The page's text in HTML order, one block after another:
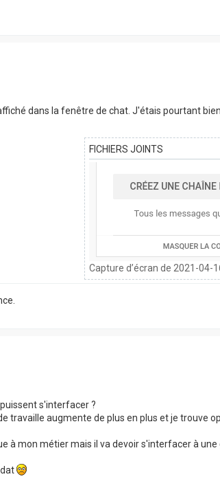
dans la fenêtre de chat. J'étais pourtant
FICHIERS JOINTS
Capture d’écran de 2021-04-
s'interfacer ?
travaille augmente de plus en plus et je trouve
à mon métier mais il va devoir s'interfacer à